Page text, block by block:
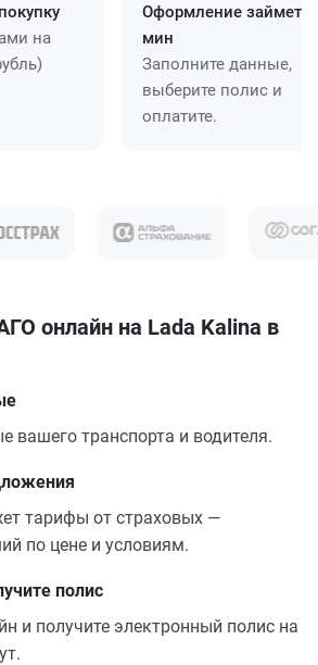
на
Оформление займет
мин
Заполните данные,
выберите полис и
оплатите.
онлайн на Lada Kalina в
вашего транспорта и водителя.
тарифы от страховых —
по цене и условиям.
полис
и получите электронный полис на